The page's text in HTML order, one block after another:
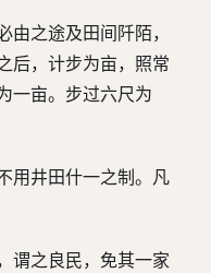
之途及田间阡陌，
后，计步为亩，照常
一亩。步过六尺为
用井田什一之制。凡
谓之良民，免其一家